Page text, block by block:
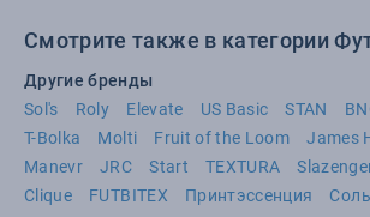
Смотрите также в категории
Другие бренды
Sol's
Roly Elevate US Basic STAN
T-Bolka
Molti Fruit of the Loom James
Manevr
JRC Start TEXTURA
Clique
FUTBITEX Принтэссенция Соль